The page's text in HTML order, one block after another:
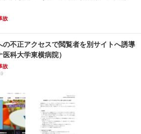
故
の不正アクセスで閲覧者を別サイトへ誘導
医科大学東横病院）
故